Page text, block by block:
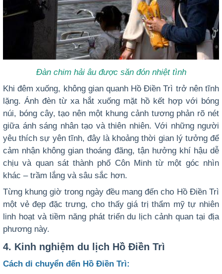
Đàn chim hải âu được săn đón nhiệt tình
Khi đêm xuống, không gian quanh Hồ Điền Trì trở nên tĩnh
lặng. Ánh đèn từ xa hắt xuống mặt hồ kết hợp với bóng
núi, bóng cây, tạo nên một khung cảnh tương phản rõ nét
giữa ánh sáng nhân tạo và thiên nhiên. Với những người
yêu thích sự yên tĩnh, đây là khoảng thời gian lý tưởng để
cảm nhận không gian thoáng đãng, tận hưởng khí hậu dễ
chịu và quan sát thành phố Côn Minh từ một góc nhìn
khác – trầm lắng và sâu sắc hơn.
Từng khung giờ trong ngày đều mang đến cho Hồ Điền Trì
một vẻ đẹp đặc trưng, cho thấy giá trị thẩm mỹ tự nhiên
linh hoạt và tiềm năng phát triển du lịch cảnh quan tại địa
phương này.
4. Kinh nghiệm du lịch Hồ Điền Trì
Cách di chuyển đến Hồ Điền Trì: